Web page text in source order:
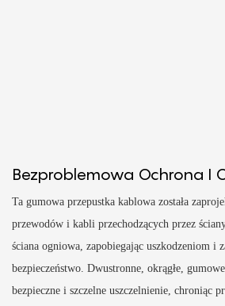
Bezproblemowa Ochrona I
Ta gumowa przepustka kablowa została
przewodów i kabli przechodzących przez
ściana ogniowa, zapobiegając uszkodzeniom i
bezpieczeństwo. Dwustronne, okrągłe,
bezpieczne i szczelne uszczelnienie, chroniąc